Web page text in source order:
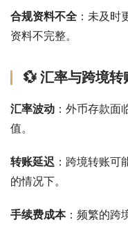
合规资料不全 ：未及时
资料不完整。
💱 汇率与跨境转
汇率波动 ：外币存款
值。
转账延迟 ：跨境转账
的情况下。
手续费成本：频繁的跨